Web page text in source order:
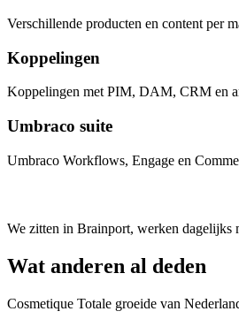
Verschillende producten en content per
Koppelingen
Koppelingen met PIM, DAM, CRM en
Umbraco suite
Umbraco Workflows, Engage en
We zitten in Brainport, werken dagelijks
Wat anderen al deden
Cosmetique Totale groeide van